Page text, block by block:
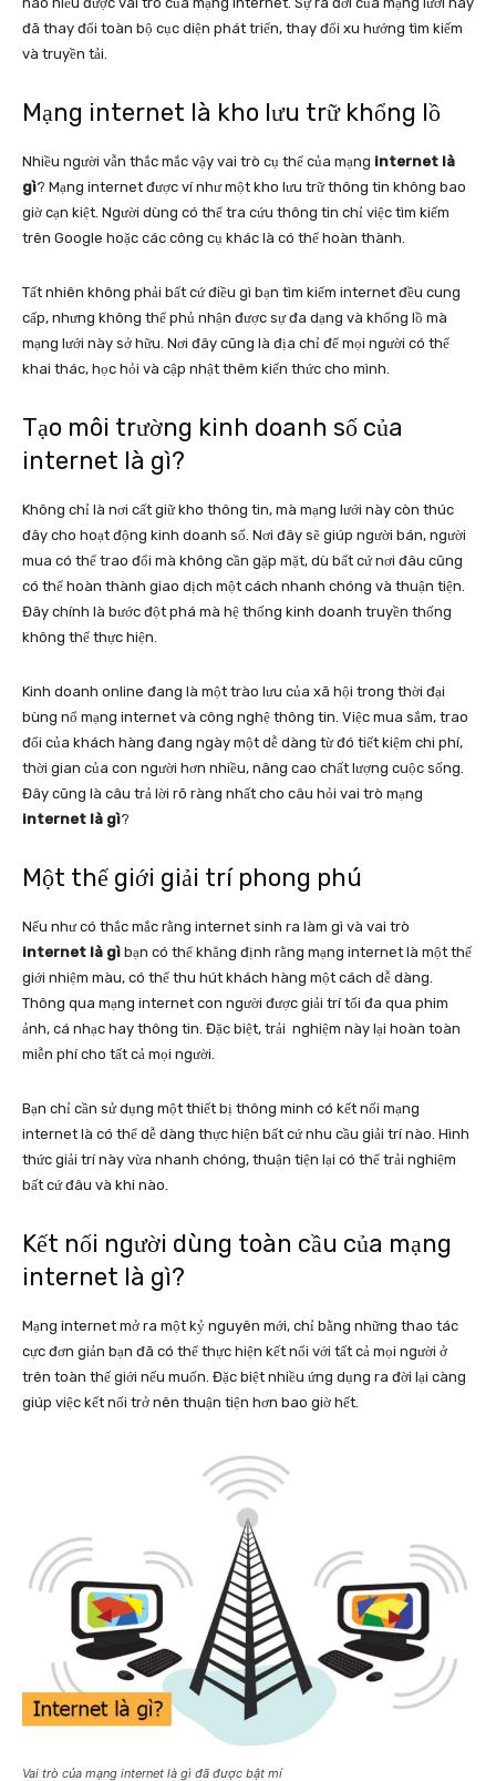
đã thay đổi toàn bộ cục diện phát triển, thay đổi xu hướng tìm kiếm
và truyền tải.
Mạng internet là kho lưu trữ khổng lồ
Nhiều người vẫn thắc mắc vậy vai trò cụ thể của mạng internet là
gì? Mạng internet được ví như một kho lưu trữ thông tin không bao
giờ cạn kiệt. Người dùng có thể tra cứu thông tin chỉ việc tìm kiếm
trên Google hoặc các công cụ khác là có thể hoàn thành.
Tất nhiên không phải bất cứ điều gì bạn tìm kiếm internet đều cung
cấp, nhưng không thể phủ nhận được sự đa dạng và khổng lồ mà
mạng lưới này sở hữu. Nơi đây cũng là địa chỉ để mọi người có thể
khai thác, học hỏi và cập nhật thêm kiến thức cho mình.
Tạo môi trường kinh doanh số của
internet là gì?
Không chỉ là nơi cất giữ kho thông tin, mà mạng lưới này còn thúc
đây cho hoạt động kinh doanh số. Nơi đây sẽ giúp người bán, người
mua có thể trao đổi mà không cần gặp mặt, dù bất cứ nơi đâu cũng
có thể hoàn thành giao dịch một cách nhanh chóng và thuận tiện.
Đây chính là bước đột phá mà hệ thống kinh doanh truyền thống
không thể thực hiện.
Kinh doanh online đang là một trào lưu của xã hội trong thời đại
bùng nổ mạng internet và công nghệ thông tin. Việc mua sắm, trao
đổi của khách hàng đang ngày một dễ dàng từ đó tiết kiệm chi phí,
thời gian của con người hơn nhiều, nâng cao chất lượng cuộc sống.
Đây cũng là câu trả lời rõ ràng nhất cho câu hỏi vai trò mạng
internet là gì?
Một thế giới giải trí phong phú
Nếu như có thắc mắc rằng internet sinh ra làm gì và vai trò
internet là gì bạn có thể khẳng định rằng mạng internet là một thế
giới nhiệm màu, có thể thu hút khách hàng một cách dễ dàng.
Thông qua mạng internet con người được giải trí tối đa qua phim
ảnh, cá nhạc hay thông tin. Đặc biệt, trải nghiệm này lại hoàn toàn
miễn phí cho tất cả mọi người.
Bạn chỉ cần sử dụng một thiết bị thông minh có kết nối mạng
internet là có thể dễ dàng thực hiện bất cứ nhu cầu giải trí nào. Hình
thức giải trí này vừa nhanh chóng, thuận tiện lại có thể trải nghiệm
bất cứ đâu và khi nào.
Kết nối người dùng toàn cầu của mạng
internet là gì?
Mạng internet mở ra một kỷ nguyên mới, chỉ bằng những thao tác
cực đơn giản bạn đã có thể thực hiện kết nối với tất cả mọi người ở
trên toàn thế giới nếu muốn. Đặc biệt nhiều ứng dụng ra đời lại càng
giúp việc kết nối trở nên thuận tiện hơn bao giờ hết.
Vai trò của mạng internet là gì đã được bật mí